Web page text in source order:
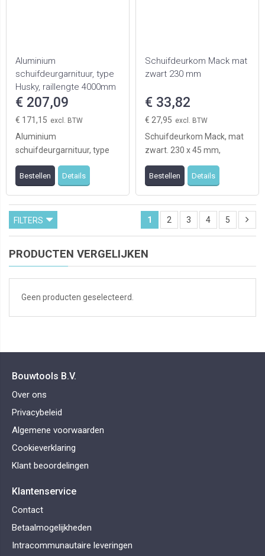
Aluminium
schuifdeurgarnituur, type
Husky, raillengte 4000mm
t.b.v. 2 deuren
€ 207,09
€ 171,15
Aluminium
schuifdeurgarnituur, type
Husky, raillengte 4000mm
t.b.v. 2 deuren
Bestellen Details
Schuifdeurkom Mack mat
zwart 230 mm
€ 33,82
€ 27,95
Schuifdeurkom Mack, mat
zwart. 230 x 45 mm,
freesdiepte 15 mm
Bestellen Details
FILTERS 1 2 3 4 5
PRODUCTEN VERGELIJKEN
Geen producten geselecteerd.
Bouwtools B.V.
Over ons
Privacybeleid
Algemene voorwaarden
Cookieverklaring
Klant beoordelingen
Klantenservice
Contact
Betaalmogelijkheden
Intracommunautaire leveringen